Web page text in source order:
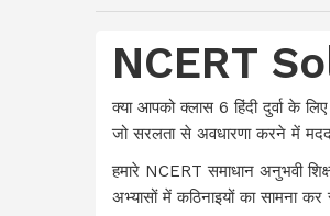
NCERT
क्या आपको क्लास 6 हिंदी दुर्वा के
जो सरलता से अवधारणा करने में
हमारे NCERT समाधान अनुभवी
अभ्यासों में कठिनाइयों का सामना